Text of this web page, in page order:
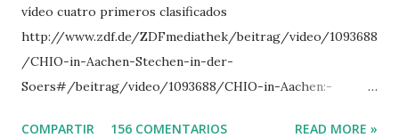
vídeo cuatro primeros clasificados
http://www.zdf.de/ZDFmediathek/beitrag/video/1093688
/CHIO-in-Aachen-Stechen-in-der-
Soers#/beitrag/video/1093688/CHIO-in-Aachen:-
COMPARTIR 156 COMENTARIOS READ MORE »